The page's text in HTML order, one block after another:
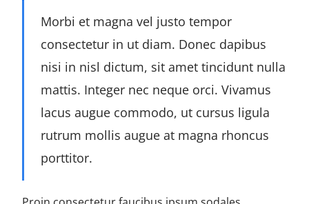
Morbi et magna vel justo tempor
consectetur in ut diam. Donec dapibus
nisi in nisl dictum, sit amet tincidunt nulla
mattis. Integer nec neque orci. Vivamus
lacus augue commodo, ut cursus ligula
rutrum mollis augue at magna rhoncus
porttitor.